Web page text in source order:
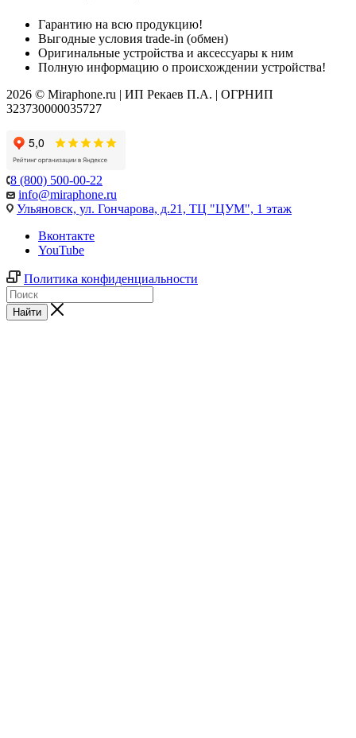
Гарантию на всю продукцию!
Выгодные условия trade-in (обмен)
Оригинальные устройства и аксессуары к ним
Полную информацию о происхождении устройства!
2026 © Miraphone.ru | ИП Рекаев П.А. | ОГРНИП
323730000035727
8 (800) 500-00-22
info@miraphone.ru
Ульяновск, ул. Гончарова, д.21, ТЦ "ЦУМ", 1 этаж
Вконтакте
YouTube
Политика конфиденциальности
Найти